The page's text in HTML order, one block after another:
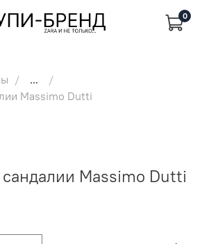
0
...
Massimo Dutti
Massimo Dutti